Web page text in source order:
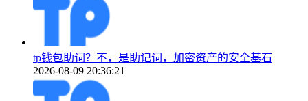
tp钱包助词？不，是助记词，加密资产的安全基石
2026-08-09 20:36:21